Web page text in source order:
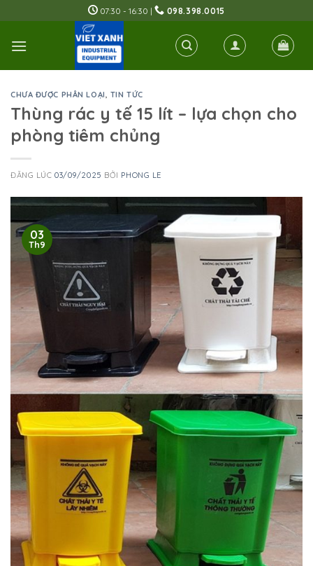
to
content
07:30 - 16:30 | 098.398.0015
CHƯA ĐƯỢC PHÂN LOẠI, TIN TỨC
Thùng rác y tế 15 lít – lựa chọn cho
phòng tiêm chủng
ĐĂNG LÚC03/09/2025 BỞI PHONG LE
03
Th9